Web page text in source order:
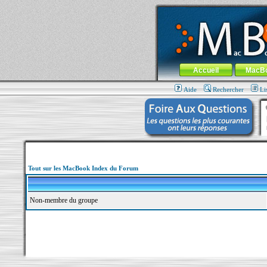
MacBook-fr.com : 100% Apple... 100%
Aller au contenu-Aller au menu
Menu général
Accueil
Aide Rechercher
Tout sur les MacBook Index du Forum
Non-membre du groupe